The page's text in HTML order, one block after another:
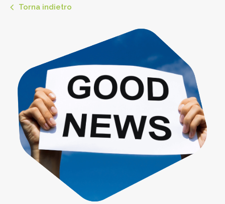
Torna indietro